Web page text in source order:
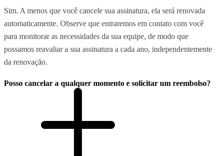
Sim. A menos que você cancele sua assinatura, ela será renovada
automaticamente. Observe que entraremos em contato com você
para monitorar as necessidades da sua equipe, de modo que
possamos reavaliar a sua assinatura a cada ano, independentemente
da renovação.
Posso cancelar a qualquer momento e solicitar um reembolso?